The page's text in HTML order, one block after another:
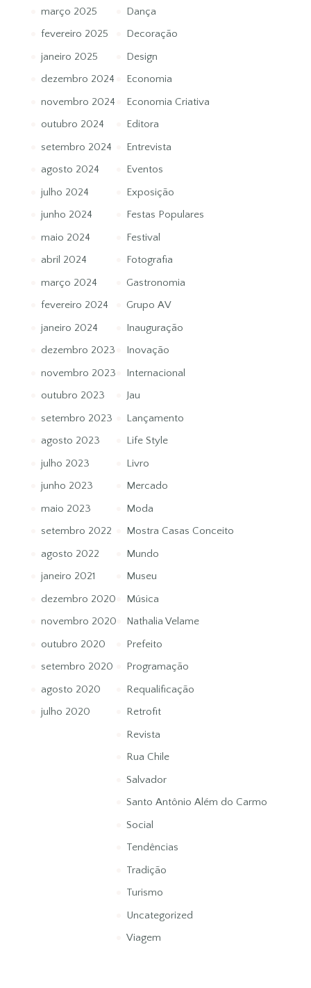
março 2025
fevereiro 2025
janeiro 2025
dezembro 2024
novembro 2024
outubro 2024
setembro 2024
agosto 2024
julho 2024
junho 2024
maio 2024
abril 2024
março 2024
fevereiro 2024
janeiro 2024
dezembro 2023
novembro 2023
outubro 2023
setembro 2023
agosto 2023
julho 2023
junho 2023
maio 2023
setembro 2022
agosto 2022
janeiro 2021
dezembro 2020
novembro 2020
outubro 2020
setembro 2020
agosto 2020
julho 2020
Dança
Decoração
Design
Economia
Economia Criativa
Editora
Entrevista
Eventos
Exposição
Festas Populares
Festival
Fotografia
Gastronomia
Grupo AV
Inauguração
Inovação
Internacional
Jau
Lançamento
Life Style
Livro
Mercado
Moda
Mostra Casas Conceito
Mundo
Museu
Música
Nathalia Velame
Prefeito
Programação
Requalificação
Retrofit
Revista
Rua Chile
Salvador
Santo Antônio Além do Carmo
Social
Tendências
Tradição
Turismo
Uncategorized
Viagem